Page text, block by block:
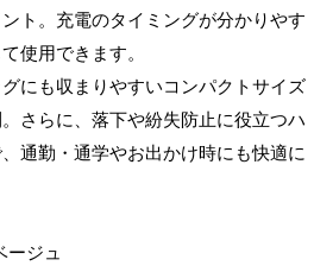
ト。充電のタイミングが分かりやす
使用できます。
にも収まりやすいコンパクトサイズ
さらに、落下や紛失防止に役立つハ
通勤・通学やお出かけ時にも快適に
ジュ